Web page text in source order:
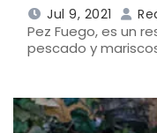
Jul 9, 2021
Pez Fuego, es un
pescado y